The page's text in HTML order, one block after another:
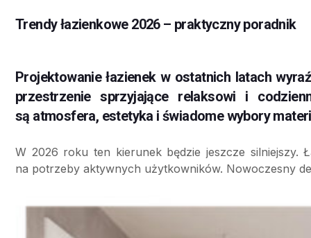
Trendy łazienkowe 2026 – praktyczny poradnik
Projektowanie łazienek w ostatnich latach
przestrzenie sprzyjające relaksowi i
są atmosfera, estetyka i świadome wybory
W 2026 roku ten kierunek będzie jeszcze silniejszy.
na potrzeby aktywnych użytkowników. Nowoczesny